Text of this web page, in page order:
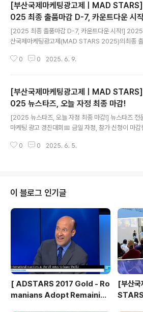
[부산국제마케팅광고제ㅣMAD
025 최종 출품마감 D-7, 카운트다운 시
[2025 최종 출품마감 D-7, 카운트다운 시작!]
산국제마케팅광고제(MAD STARS 2025)의최종
상의 연장은 없습니다.놓치지 마세요, 지금이 바로 도
Stars 외 17개 부문Single: 50만 원 / Series: 60
✅ 일반인 부문은 누구나 무료 출품 가능!👉🏻 https://
y/3ZUfc6s - [Final Entry Deadline D-7 – The
ntdown Begins!] The final entry deadline for
0 0 2025. 6. 9.
[부산국제마케팅광고제ㅣMAD
025 뉴스타즈, 오늘 자정 최종 마감!
[2025 뉴스타즈, 오늘 자정 최종 마감!] 뉴스타즈 전
마케팅 광고 경진대회📅 금일 자정, 참가 신청이 마감
명하세요.전 세계 주니어 광고인들이 크리에이티브로
바로 도전하세요! - [Final Day to Join NEW
025 – Apply Now!] New Stars MAD
2025📅The final deadline is tonight at
(KST)! 💥Applications for NEW ST..
0 0 2025. 6. 5.
이 블로그 인기글
[ ADSTARS 2017 Gold - Ro
manians Adopt Remainian
[부산